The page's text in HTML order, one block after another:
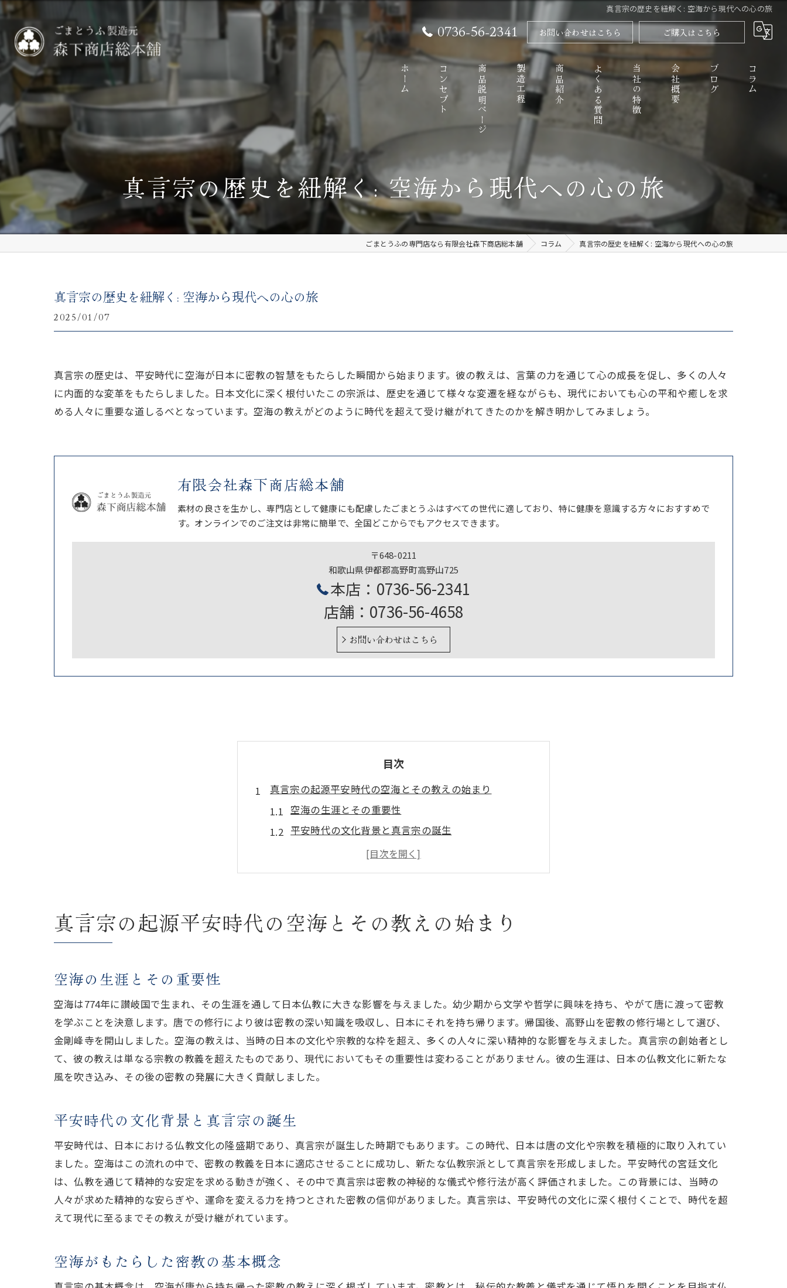
真言宗の歴史を紐解く: 空海から現代への心の旅
0736-56-2341 お問い合わせはこちら ご購入はこちら
ホーム コンセプト 商品説明ページ 製造工程 商品紹介 よくある質問 当社の特徴
精進料理
なめらか
お取り寄せ
会社概要 ブログ コラム
真言宗の歴史を紐解く: 空海から現代への心の旅
ごまとうふの専門店なら有限会社森下商店総本舗 コラム 真言宗の歴史を紐解く: 空海から現代への心の旅
真言宗の歴史を紐解く: 空海から現代への心の旅
2025/01/07
真言宗の歴史は、平安時代に空海が日本に密教の智慧をもたらした瞬間から始まります。彼の教えは、言葉の力を通じて心の成長を促し、多くの人々
に内面的な変革をもたらしました。日本文化に深く根付いたこの宗派は、歴史を通じて様々な変遷を経ながらも、現代においても心の平和や癒しを求
める人々に重要な道しるべとなっています。空海の教えがどのように時代を超えて受け継がれてきたのかを解き明かしてみましょう。
有限会社森下商店総本舗
素材の良さを生かし、専門店として健康にも配慮したごまとうふはすべての世代に適しており、特に健康を意識する方々におすすめで
す。オンラインでのご注文は非常に簡単で、全国どこからでもアクセスできます。
〒648-0211
和歌山県伊都郡高野町高野山725
本店：0736-56-2341
店舗：0736-56-4658
お問い合わせはこちら
目次
真言宗の起源平安時代の空海とその教えの始まり
空海の生涯とその重要性
平安時代の文化背景と真言宗の誕生
空海がもたらした密教の基本概念
真言宗の教えが広まるまでの道のり
真言宗の初期の発展と課題
言葉の力で心を照らす真言宗の精神的成長
真言宗の修行とその効果
内面的な変革を促す真言
精神的成長を支える真言宗の実践
密教の智慧真言宗が日本文化に与えた影響
密教がもたらした芸術と美術への影響
真言宗と日本の精神文化の融合
密教儀式が日本社会に与えた影響
真言宗が日本の教育に与えた役割
日本文化に根付く密教の考え方
歴史と変遷真言宗が現代に残す心の道しるべ
真言宗がもたらす心の安らぎ
真言宗の起源平安時代の空海とその教えの始まり
空海の生涯とその重要性
空海は774年に讃岐国で生まれ、その生涯を通して日本仏教に大きな影響を与えました。幼少期から文学や哲学に興味を持ち、やがて唐に渡って密教
を学ぶことを決意します。唐での修行により彼は密教の深い知識を吸収し、日本にそれを持ち帰ります。帰国後、高野山を密教の修行場として選び、
金剛峰寺を開山しました。空海の教えは、当時の日本の文化や宗教的な枠を超え、多くの人々に深い精神的な影響を与えました。真言宗の創始者とし
て、彼の教えは単なる宗教の教義を超えたものであり、現代においてもその重要性は変わることがありません。彼の生涯は、日本の仏教文化に新たな
風を吹き込み、その後の密教の発展に大きく貢献しました。
平安時代の文化背景と真言宗の誕生
平安時代は、日本における仏教文化の隆盛期であり、真言宗が誕生した時期でもあります。この時代、日本は唐の文化や宗教を積極的に取り入れてい
ました。空海はこの流れの中で、密教の教義を日本に適応させることに成功し、新たな仏教宗派として真言宗を形成しました。平安時代の宮廷文化
は、仏教を通じて精神的な安定を求める動きが強く、その中で真言宗は密教の神秘的な儀式や修行法が高く評価されました。この背景には、当時の
人々が求めた精神的な安らぎや、運命を変える力を持つとされた密教の信仰がありました。真言宗は、平安時代の文化に深く根付くことで、時代を超
えて現代に至るまでその教えが受け継がれています。
空海がもたらした密教の基本概念